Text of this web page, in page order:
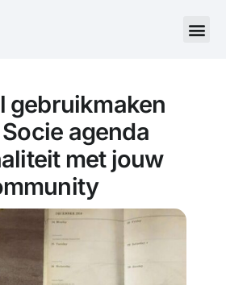
gebruikmaken
agenda
met jouw